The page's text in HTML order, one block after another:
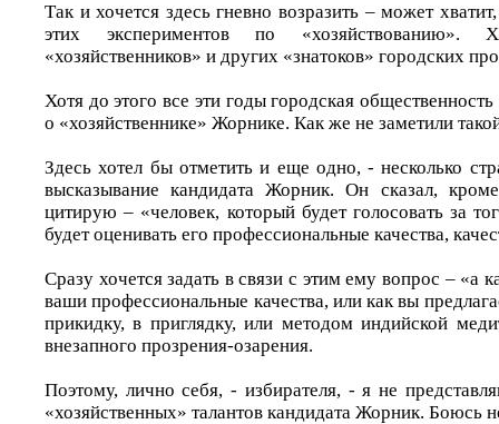
Так и хочется здесь гневно возразить – может
этих экспериментов по
«хозяйственников» и других «знатоков» городских
Хотя до этого все эти годы городская
о «хозяйственнике» Жорнике. Как же не заметили
Здесь хотел бы отметить и еще одно, - несколько
высказывание кандидата Жорник. Он сказал,
цитирую – «человек, который будет голосовать за
будет оценивать его профессиональные качества,
Сразу хочется задать в связи с этим ему вопрос – «а
ваши профессиональные качества, или как вы
прикидку, в приглядку, или методом индийской
внезапного прозрения-озарения.
Поэтому, лично себя, - избирателя, - я не
«хозяйственных» талантов кандидата Жорник. Боюсь